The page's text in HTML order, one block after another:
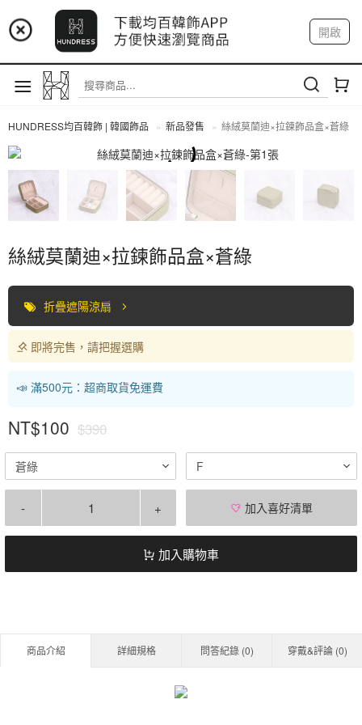
📢 市集預告：9/4-9/6 淡水捷運站
📢 市集預告：9/12-9/13 八里海巡基地
📢 市集預告：8/22-8/23 桃園青埔置地廣場
開啟
註冊 我的帳戶
HUNDRESS均百韓飾 | 韓國飾品 新品發售 絲絨莫蘭迪×拉鍊飾品盒×蒼綠
全部商品
絲絨莫蘭迪×拉鍊飾品盒×蒼綠
折疊遮陽涼扇
即將完售，請把握選購
📣 滿500元：超商取貨免運費
NT$100 $390
蒼綠 F
- + 加入喜好清單
加入購物車
商品介紹 詳細規格 問答紀錄 (0) 穿戴&評論 (0)